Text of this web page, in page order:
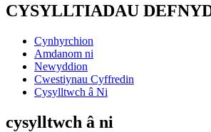
CYSYLLTIADAU
Cynhyrchion
Amdanom ni
Newyddion
Cwestiynau Cyffredin
Cysylltwch â Ni
cysylltwch â ni